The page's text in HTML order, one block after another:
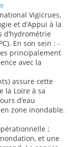
Vigicrues,
et d’Appui à la
d’hydrométrie
En son sein : -
principalement
avec la
assure cette
la Loire à sa
d’eau
zone inondable.
;
et une